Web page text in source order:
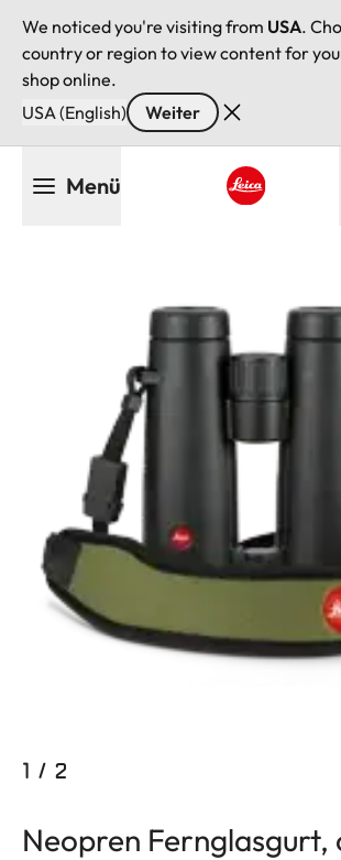
We noticed you're visiting from USA.
country or region to view content for
shop online.
USA (English)
Weiter
Menü
1 / 2
Neopren Fernglasgurt,